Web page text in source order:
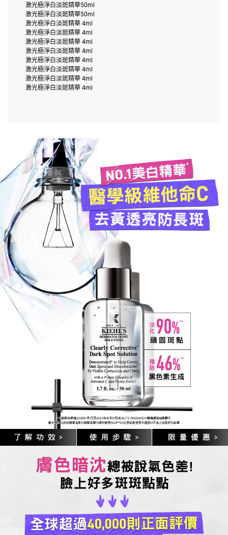
激光極淨白淡斑精華50ml
激光極淨白淡斑精華50ml
激光極淨白淡斑精華 4ml
激光極淨白淡斑精華 4ml
激光極淨白淡斑精華 4ml
激光極淨白淡斑精華 4ml
激光極淨白淡斑精華 4ml
激光極淨白淡斑精華 4ml
激光極淨白淡斑精華 4ml
激光極淨白淡斑精華 4ml
NO.1美白精華
醫學級維他命C
去黃透亮防長斑
淡化90%
頑固斑點
預防46%
黑色素生城
*此宣稱係根據2021年1月1日至2024年12月31日BEAUTE RESEARCH機構調查解果顯示
激光極淨白淡斑精華為美白精華類市場中銷售NO.1 **50位受試者使用本產品14天後之自我評估結果
膚色暗沈總被說氣色差!
臉上好多斑斑點點
全球超過40,000則正面評價